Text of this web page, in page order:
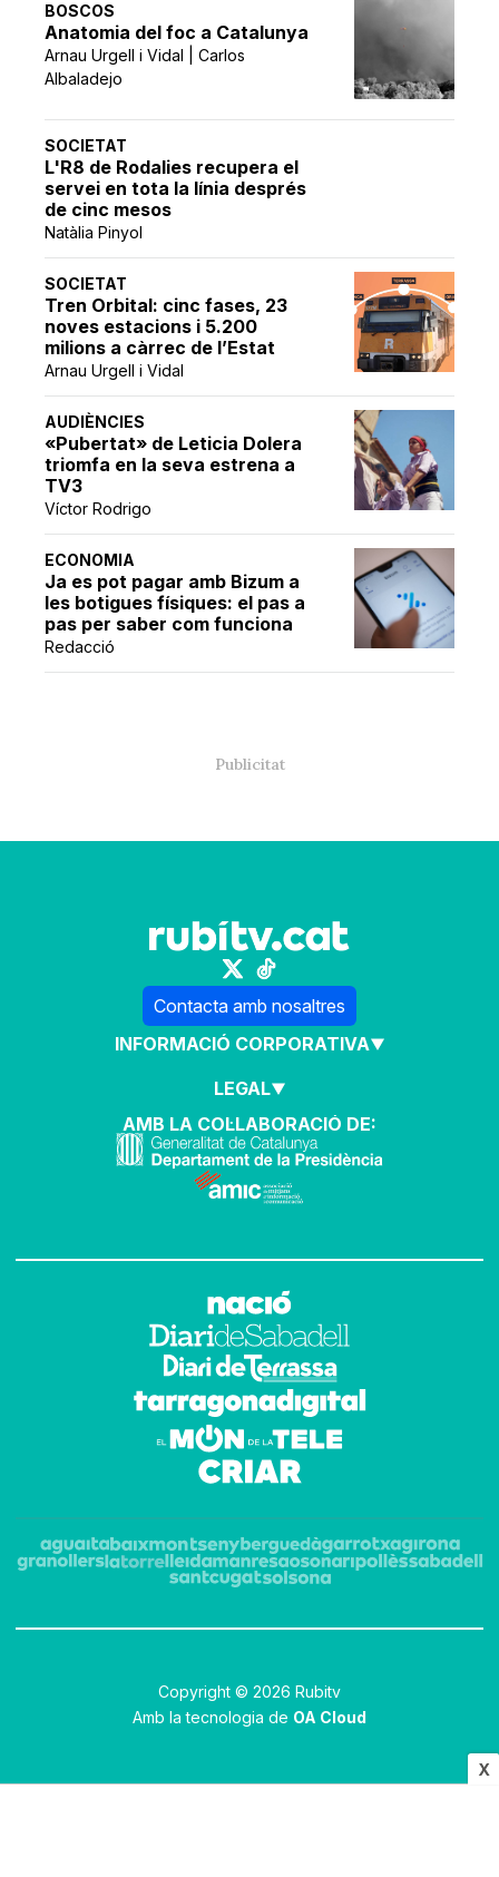
X
BOSCOS
Anatomia del foc a Catalunya
Arnau Urgell i Vidal | Carlos
Albaladejo
SOCIETAT
L'R8 de Rodalies recupera el
servei en tota la línia després
de cinc mesos
Natàlia Pinyol
SOCIETAT
Tren Orbital: cinc fases, 23
noves estacions i 5.200
milions a càrrec de l’Estat
Arnau Urgell i Vidal
AUDIÈNCIES
«Pubertat» de Leticia Dolera
triomfa en la seva estrena a
TV3
Víctor Rodrigo
ECONOMIA
Ja es pot pagar amb Bizum a
les botigues físiques: el pas a
pas per saber com funciona
Redacció
Contacta amb nosaltres
INFORMACIÓ CORPORATIVA
LEGAL
AMB LA COL·LABORACIÓ DE:
Copyright © 2026 Rubitv
Amb la tecnologia de OA Cloud